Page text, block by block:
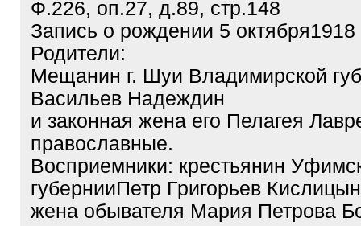
Ф.226, оп.27, д.89, стр.148
Запись о рождении 5 октября1918
Родители:
Мещанин г. Шуи Владимирской
Васильев Надеждин
и законная жена его Пелагея
православные.
Восприемники: крестьянин
губернииПетр Григорьев
жена обывателя Мария Петрова